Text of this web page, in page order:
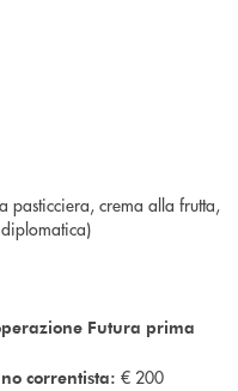
pasticciera, crema alla frutta,
Futura prima
correntista: € 200